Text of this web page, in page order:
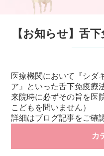
【お知らせ】舌
医療機関において『シダ
ア』といった舌下免疫療
来院時に必ずその旨を医
こどもを問いません）
詳細はブログ記事をご確
カ